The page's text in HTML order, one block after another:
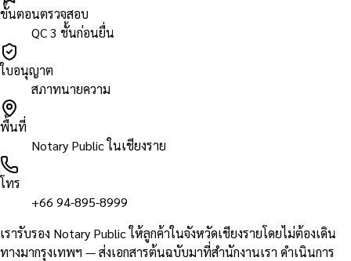
ขั้นตอนตรวจสอบ
QC 3 ชั้นก่อนยื่น
ใบอนุญาต
สภาทนายความ
พื้นที่
Notary Public ในเชียงราย
โทร
+66 94-895-8999
เรารับรอง Notary Public ให้ลูกค้าในจังหวัดเชียงรายโดยไม่ต้องเดิน
ทางมากรุงเทพฯ — ส่งเอกสารต้นฉบับมาที่สำนักงานเรา ดำเนินการ